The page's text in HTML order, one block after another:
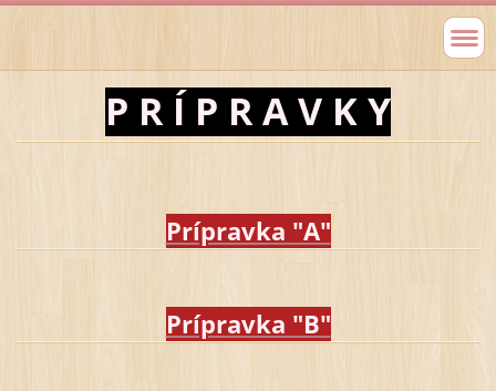
P R Í P R A V K Y
Prípravka "A"
Prípravka "B"